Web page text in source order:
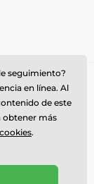
creada por
seguimiento?
en línea. Al
de este
obtener más
.